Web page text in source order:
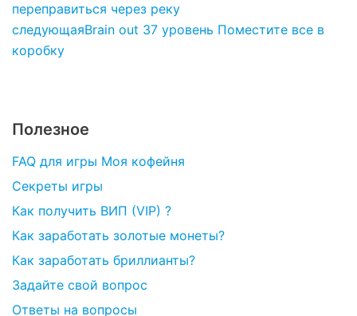
переправиться через реку
следующаяBrain out 37 уровень Поместите все в
коробку
Полезное
FAQ для игры Моя кофейня
Секреты игры
Как получить ВИП (VIP) ?
Как заработать золотые монеты?
Как заработать бриллианты?
Задайте свой вопрос
Ответы на вопросы